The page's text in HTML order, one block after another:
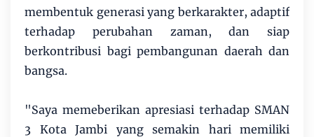
membentuk generasi yang berkarakter, adaptif
terhadap perubahan zaman, dan siap
berkontribusi bagi pembangunan daerah dan
bangsa.
"Saya memeberikan apresiasi terhadap SMAN
3 Kota Jambi yang semakin hari memiliki